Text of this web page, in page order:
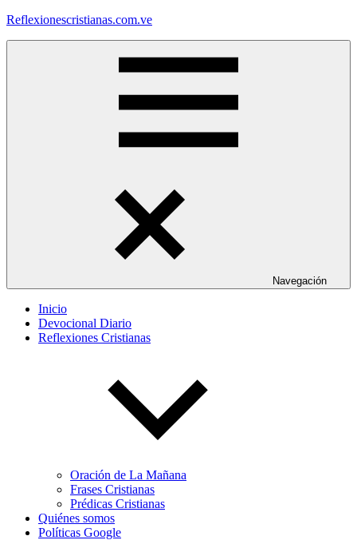
Saltar
Reflexionescristianas.com.ve
Navegación
Inicio
Devocional Diario
Reflexiones Cristianas
Oración de La Mañana
Frases Cristianas
Prédicas Cristianas
Quiénes somos
Políticas Google